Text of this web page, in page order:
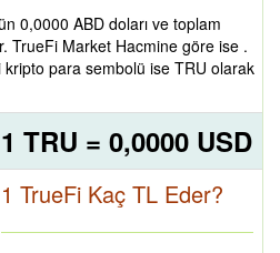
0,0000 ABD doları ve toplam
TrueFi Market Hacmine göre ise .
kripto para sembolü ise TRU olarak
1 TRU = 0,0000 USD
1 TrueFi Kaç TL Eder?